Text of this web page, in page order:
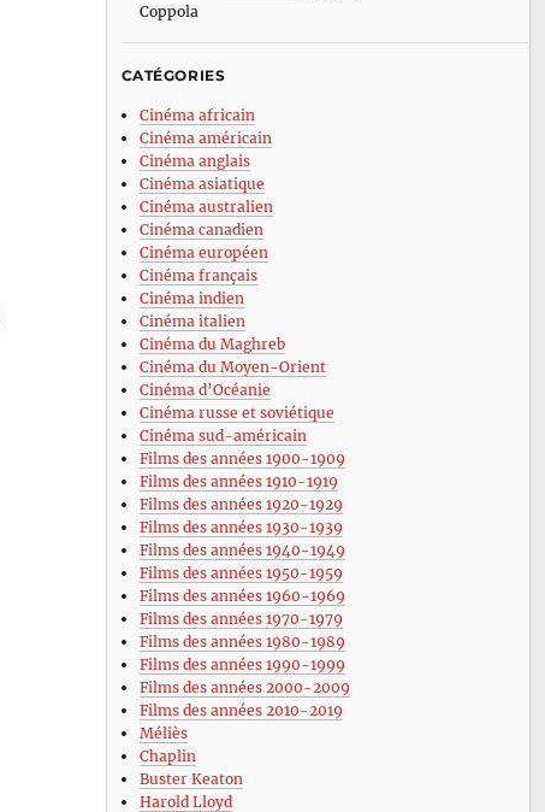
Coppola
CATÉGORIES
Cinéma africain
Cinéma américain
Cinéma anglais
Cinéma asiatique
Cinéma australien
Cinéma canadien
Cinéma européen
Cinéma français
Cinéma indien
Cinéma italien
Cinéma du Maghreb
Cinéma du Moyen-Orient
Cinéma d’Océanie
Cinéma russe et soviétique
Cinéma sud-américain
Films des années 1900-1909
Films des années 1910-1919
Films des années 1920-1929
Films des années 1930-1939
Films des années 1940-1949
Films des années 1950-1959
Films des années 1960-1969
Films des années 1970-1979
Films des années 1980-1989
Films des années 1990-1999
Films des années 2000-2009
Films des années 2010-2019
Méliès
Chaplin
Buster Keaton
Harold Lloyd